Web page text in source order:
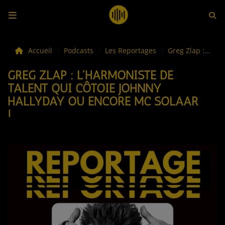
LES ACTUS
LA MUSIQUE
LES PLAYLISTS
LES EMISSIONS
LA GRILLE DES PROGRAMMES
TOUTES LES ÉMISSIONS
Accueil Podcasts Les Reportages Greg Zlap : l'harmoniste de talent qui côtoie Johnny Hallyday ou encore MC Solaar !
GREG ZLAP : L'HARMONISTE DE
TALENT QUI CÔTOIE JOHNNY
HALLYDAY OU ENCORE MC SOLAAR
!